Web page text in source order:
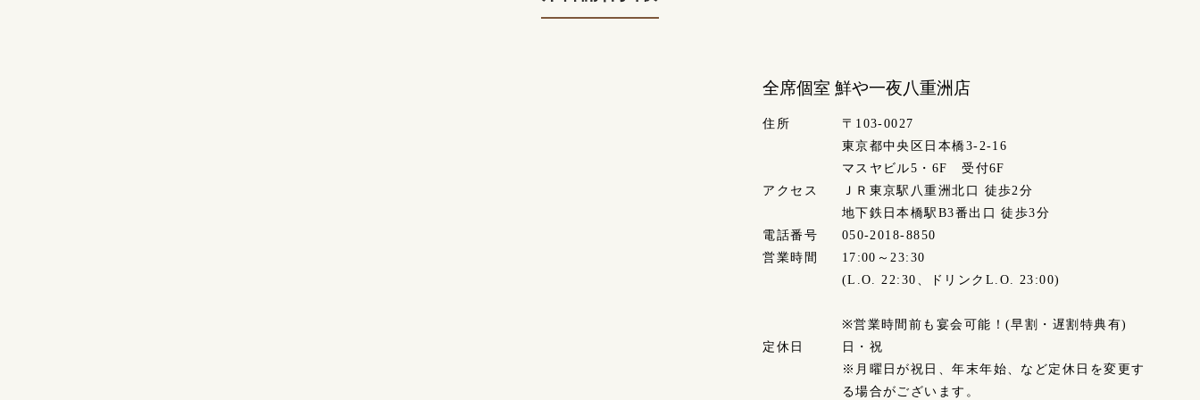
全席個室 鮮や一夜八重洲店
住所
〒103-0027
東京都中央区日本橋3-2-16
マスヤビル5・6F 受付6F
アクセス
ＪＲ東京駅八重洲北口 徒歩2分
地下鉄日本橋駅B3番出口 徒歩3分
電話番号
050-2018-8850
営業時間
17:00～23:30
(L.O. 22:30、ドリンクL.O. 23:00)
※営業時間前も宴会可能！(早割・遅割特典有)
定休日
日・祝
※月曜日が祝日、年末年始、など定休日を変更す
る場合がございます。